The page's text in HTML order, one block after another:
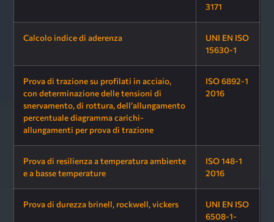
3171
Calcolo indice di aderenza
UNI EN ISO
15630-1
Prova di trazione su profilati in acciaio,
con determinazione delle tensioni di
snervamento, di rottura, dell’allungamento
percentuale diagramma carichi-
allungamenti per prova di trazione
ISO 6892-1
2016
Prova di resilienza a temperatura ambiente
e a basse temperature
ISO 148-1
2016
Prova di durezza brinell, rockwell, vickers
UNI EN ISO
6508-1-